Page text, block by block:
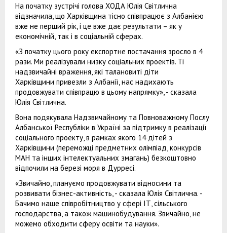
На початку зустрічі голова ХОДА Юлія Світлична
відзначила, що Харківщина тісно співпрацює з Албанією
вже не перший рік, і це вже дає результати – як у
економічній, так і в соціальній сферах.
«З початку цього року експортне постачання зросло в 4
рази. Ми реалізували низку соціальних проектів. Ті
надзвичайні враження, які талановиті діти
Харківщини привезли з Албанії, нас надихають
продовжувати співпрацю в цьому напрямку», - сказала
Юлія Світлична.
Вона подякувала Надзвичайному та Повноважному Послу
Албанської Республіки в Україні за підтримку в реалізації
соціального проекту, в рамках якого 14 дітей з
Харківщини (переможці предметних олімпіад, конкурсів
МАН та інших інтелектуальних змагань) безкоштовно
відпочили на березі моря в Дурресі.
«Звичайно, плануємо продовжувати відносини та
розвивати бізнес-активність, - сказала Юлія Світлична. -
Бачимо наше співробітництво у сфері ІТ, сільського
господарства, а також машинобудування. Звичайно, не
можемо обходити сферу освіти та науки».